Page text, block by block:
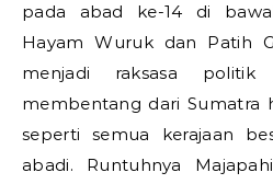
pada abad ke-14 di
Hayam Wuruk dan Patih
menjadi raksasa
membentang dari Sumatra
seperti semua kerajaan
abadi. Runtuhnya